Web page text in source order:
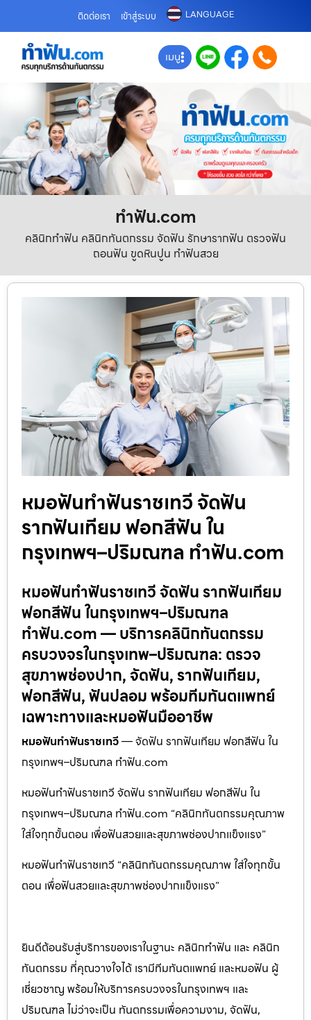
ติดต่อเรา เข้าสู่ระบบ LANGUAGE
เมนู
ทําฟัน.com
คลินิกทำฟัน คลินิกทันตกรรม จัดฟัน รักษารากฟัน ตรวจฟัน
ถอนฟัน ขูดหินปูน ทำฟันสวย
หมอฟันทำฟันราชเทวี จัดฟัน
รากฟันเทียม ฟอกสีฟัน ใน
กรุงเทพฯ–ปริมณฑล ทำฟัน.com
หมอฟันทำฟันราชเทวี จัดฟัน รากฟันเทียม
ฟอกสีฟัน ในกรุงเทพฯ–ปริมณฑล
ทำฟัน.com — บริการคลินิกทันตกรรม
ครบวงจรในกรุงเทพ–ปริมณฑล: ตรวจ
สุขภาพช่องปาก, จัดฟัน, รากฟันเทียม,
ฟอกสีฟัน, ฟันปลอม พร้อมทีมทันตแพทย์
เฉพาะทางและหมอฟันมืออาชีพ
หมอฟันทำฟันราชเทวี— จัดฟัน รากฟันเทียม ฟอกสีฟัน ใน
กรุงเทพฯ–ปริมณฑล ทำฟัน.com
หมอฟันทำฟันราชเทวี จัดฟัน รากฟันเทียม ฟอกสีฟัน ใน
กรุงเทพฯ–ปริมณฑล ทำฟัน.com “คลินิกทันตกรรมคุณภาพ
ใส่ใจทุกขั้นตอน เพื่อฟันสวยและสุขภาพช่องปากแข็งแรง”
หมอฟันทำฟันราชเทวี “คลินิกทันตกรรมคุณภาพ ใส่ใจทุกขั้น
ตอน เพื่อฟันสวยและสุขภาพช่องปากแข็งแรง”
ยินดีต้อนรับสู่บริการของเราในฐานะ คลินิกทำฟัน และ คลินิก
ทันตกรรม ที่คุณวางใจได้ เรามีทีมทันตแพทย์ และหมอฟัน ผู้
เชี่ยวชาญ พร้อมให้บริการครบวงจรในกรุงเทพฯ และ
ปริมณฑล ไม่ว่าจะเป็น ทันตกรรมเพื่อความงาม, จัดฟัน,